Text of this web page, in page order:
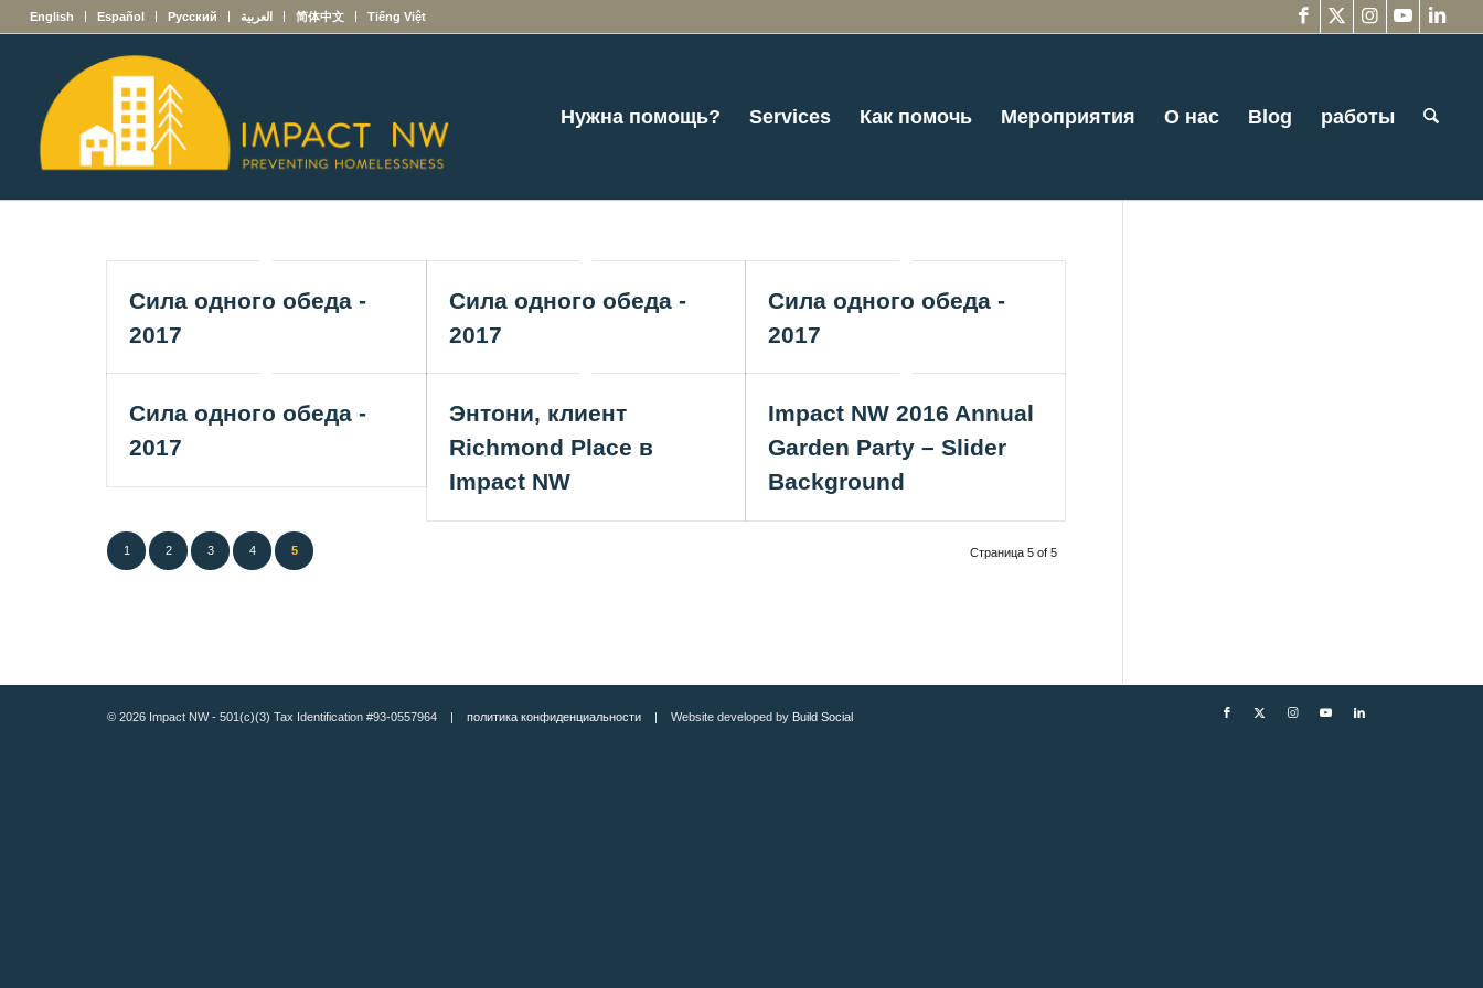
English Español Русский العربية 简体中文 Tiếng Việt
Нужна помощь? Services Как помочь Мероприятия О нас Blog работы
Сила одного обеда -
2017
Сила одного обеда -
2017
Сила одного обеда -
2017
Сила одного обеда -
2017
Энтони, клиент
Richmond Place в
Impact NW
Impact NW 2016 Annual
Garden Party – Slider
Background
Страница 5 of 5
1 2 3 4 5
© 2026 Impact NW - 501(c)(3) Tax Identification #93-0557964 |политика конфиденциальности | Website developed by Build Social